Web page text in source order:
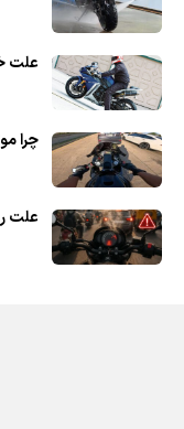
علت
چرا
علت